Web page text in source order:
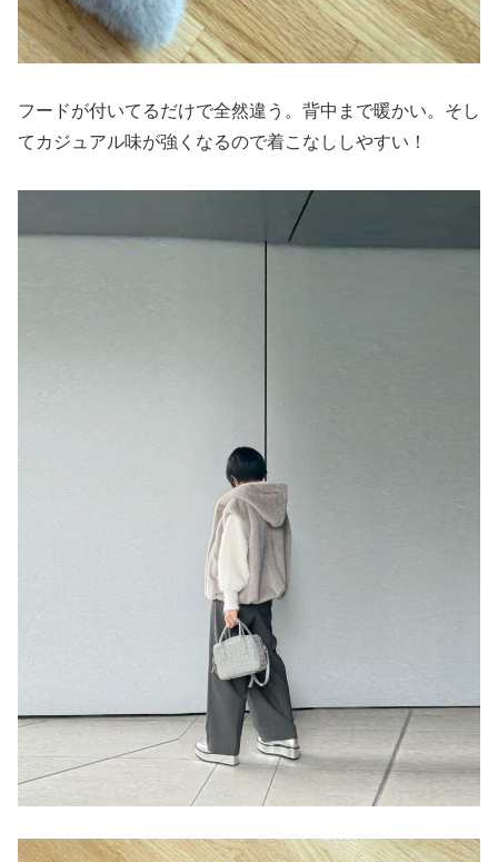
フードが付いてるだけで全然違う。背中まで暖かい。そし
てカジュアル味が強くなるので着こなししやすい！